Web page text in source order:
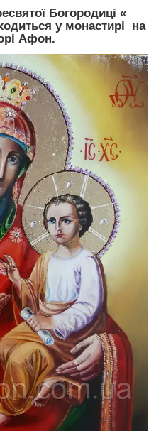
Богородиці «
у монастирі на
Афон.